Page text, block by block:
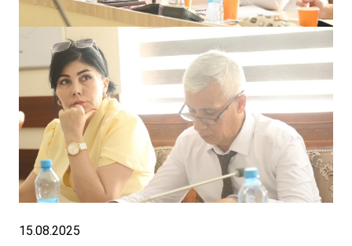
15.08.2025